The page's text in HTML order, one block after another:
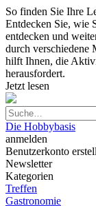
So finden Sie Ihre
Entdecken Sie, wie
entdecken und
durch verschiedene
hilft Ihnen, die
herausfordert.
Jetzt lesen
Die Hobbybasis
anmelden
Benutzerkonto
Newsletter
Kategorien
Treffen
Gastronomie